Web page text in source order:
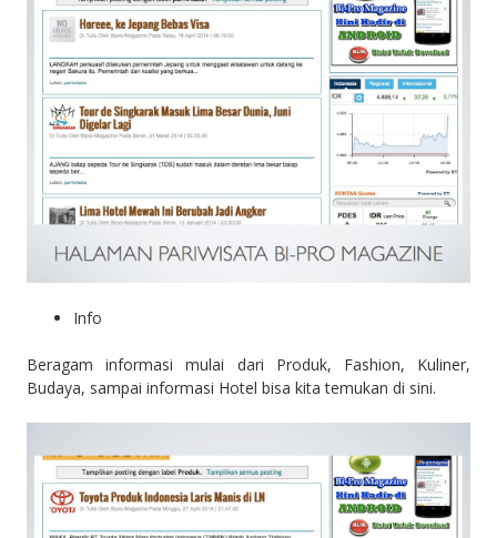
Info
Beragam informasi mulai dari Produk, Fashion, Kuliner,
Budaya, sampai informasi Hotel bisa kita temukan di sini.